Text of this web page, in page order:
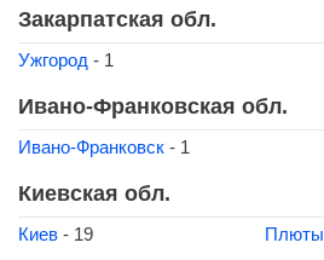
Закарпатская обл.
Ужгород - 1
Ивано-Франковская обл.
Ивано-Франковск - 1
Киевская обл.
Киев - 19 Плюты